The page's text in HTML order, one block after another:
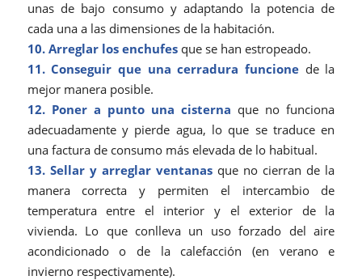
unas de bajo consumo y adaptando la potencia de
cada una a las dimensiones de la habitación.
10. Arreglar los enchufesque se han estropeado.
11. Conseguir que una cerradura funcione de la
mejor manera posible.
12. Poner a punto unacisterna que no funciona
adecuadamente y pierde agua, lo que se traduce en
una factura de consumo más elevada de lo habitual.
13. Sellar y arreglar ventanasque no cierran de la
manera correcta y permiten el intercambio de
temperatura entre el interior y el exterior de la
vivienda. Lo que conlleva un uso forzado del aire
acondicionado o de la calefacción (en verano e
invierno respectivamente).